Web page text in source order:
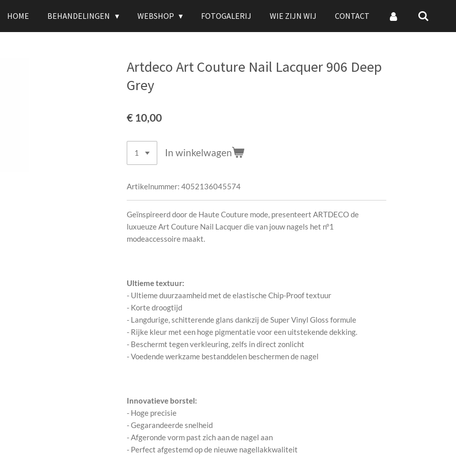
HOME BEHANDELINGEN WEBSHOP FOTOGALERIJ WIE ZIJN WIJ CONTACT
Artdeco Art Couture Nail Lacquer 906 Deep
Grey
€ 10,00
In winkelwagen
Artikelnummer: 4052136045574
Geïnspireerd door de Haute Couture mode, presenteert ARTDECO de
luxueuze Art Couture Nail Lacquer die van jouw nagels het n°1
modeaccessoire maakt.
Ultieme textuur:
- Ultieme duurzaamheid met de elastische Chip-Proof textuur
- Korte droogtijd
- Langdurige, schitterende glans dankzij de Super Vinyl Gloss formule
- Rijke kleur met een hoge pigmentatie voor een uitstekende dekking.
- Beschermt tegen verkleuring, zelfs in direct zonlicht
- Voedende werkzame bestanddelen beschermen de nagel
Innovatieve borstel:
- Hoge precisie
- Gegarandeerde snelheid
- Afgeronde vorm past zich aan de nagel aan
- Perfect afgestemd op de nieuwe nagellakkwaliteit